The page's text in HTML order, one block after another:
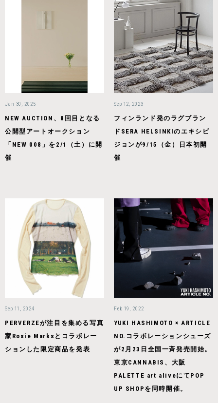
Jan 30, 2025
NEW AUCTION、8回目となる
公開型アートオークション
「NEW 008」を2/1（土）に開
催
Sep 12, 2023
フィンランド発のラグブラン
ドSERA HELSINKIのエキシビ
ジョンが9/15（金）日本初開
催
Sep 11, 2024
PERVERZEが注目を集める写真
家Rosie Marksとコラボレー
ションした限定商品を発表
Feb 19, 2022
YUKI HASHIMOTO × ARTICLE
NO.コラボレーションシューズ
が2月23日全国一斉発売開始。
東京CANNABIS、大阪
PALETTE art aliveにてPOP
UP SHOPを同時開催。